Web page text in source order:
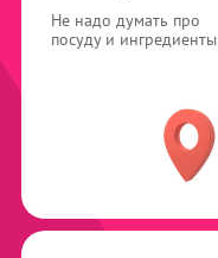
Не надо думать про
посуду и ингредиенты